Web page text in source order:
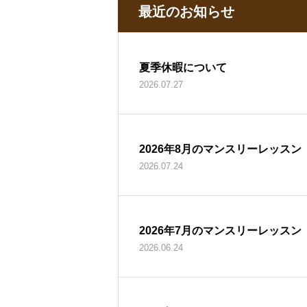
最近のお知らせ
夏季休暇について
2026.07.27
2026年8月のマンスリーレッス
2026.07.24
2026年7月のマンスリーレッス
2026.06.24